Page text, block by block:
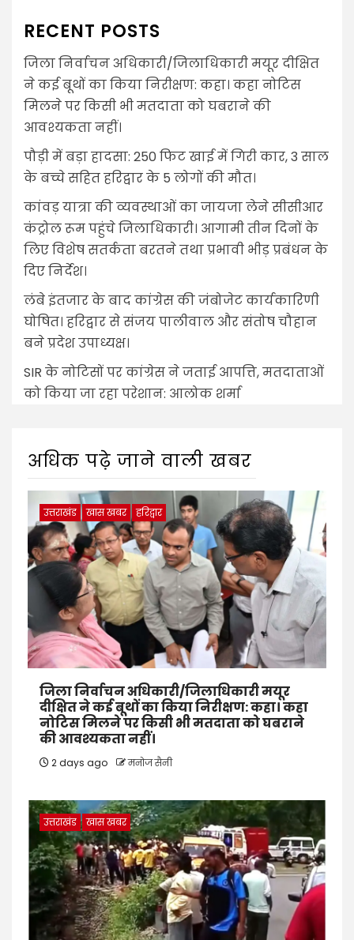
RECENT POSTS
जिला निर्वाचन अधिकारी/जिलाधिकारी मयूर दीक्षित
ने कई बूथों का किया निरीक्षण: कहा। कहा नोटिस
मिलने पर किसी भी मतदाता को घबराने की
आवश्यकता नहीं।
पौड़ी में बड़ा हादसा: 250 फिट खाई में गिरी कार, 3 साल
के बच्चे सहित हरिद्वार के 5 लोगों की मौत।
कांवड़ यात्रा की व्यवस्थाओं का जायजा लेने सीसीआर
कंट्रोल रूम पहुंचे जिलाधिकारी। आगामी तीन दिनों के
लिए विशेष सतर्कता बरतने तथा प्रभावी भीड़ प्रबंधन के
दिए निर्देश।
लंबे इंतजार के बाद कांग्रेस की जंबोजेट कार्यकारिणी
घोषित। हरिद्वार से संजय पालीवाल और संतोष चौहान
बने प्रदेश उपाध्यक्ष।
SIR के नोटिसों पर कांग्रेस ने जताई आपत्ति, मतदाताओं
को किया जा रहा परेशान: आलोक शर्मा
अधिक पढ़े जाने वाली खबर
उत्तराखंड खास खबर हरिद्वार
जिला निर्वाचन अधिकारी/जिलाधिकारी मयूर
दीक्षित ने कई बूथों का किया निरीक्षण: कहा। कहा
नोटिस मिलने पर किसी भी मतदाता को घबराने
की आवश्यकता नहीं।
2 days ago मनोज सैनी
उत्तराखंड खास खबर